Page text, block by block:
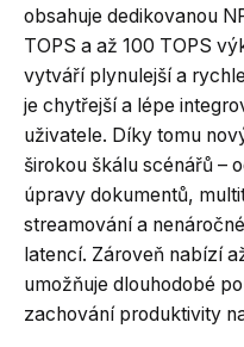
obsahuje dedikovanou
TOPS a až 100 TOPS
vytváří plynulejší a
je chytřejší a lépe
uživatele. Díky tomu
širokou škálu scénářů –
úpravy dokumentů,
streamování a
latencí. Zároveň nabízí
umožňuje dlouhodobé
zachování produktivity